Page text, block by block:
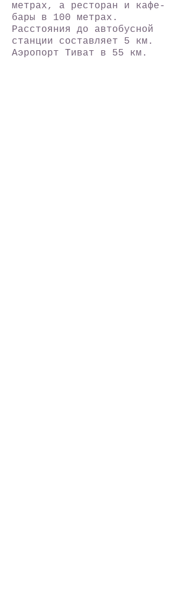
метрах, а ресторан и кафе-
бары в 100 метрах.
Расстояния до автобусной
станции составляет 5 км.
Аэропорт Тиват в 55 км.